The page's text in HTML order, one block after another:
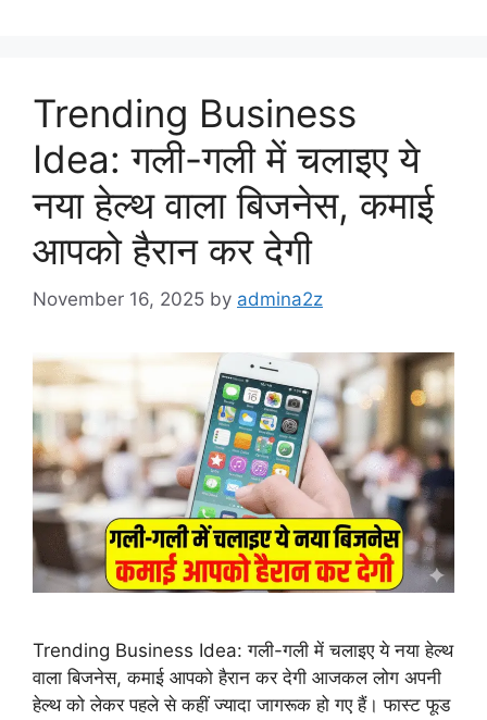
Trending Business
Idea: गली-गली में चलाइए ये
नया हेल्थ वाला बिजनेस, कमाई
आपको हैरान कर देगी
November 16, 2025 by admina2z
Trending Business Idea: गली-गली में चलाइए ये नया हेल्थ
वाला बिजनेस, कमाई आपको हैरान कर देगी आजकल लोग अपनी
हेल्थ को लेकर पहले से कहीं ज्यादा जागरूक हो गए हैं। फास्ट फूड